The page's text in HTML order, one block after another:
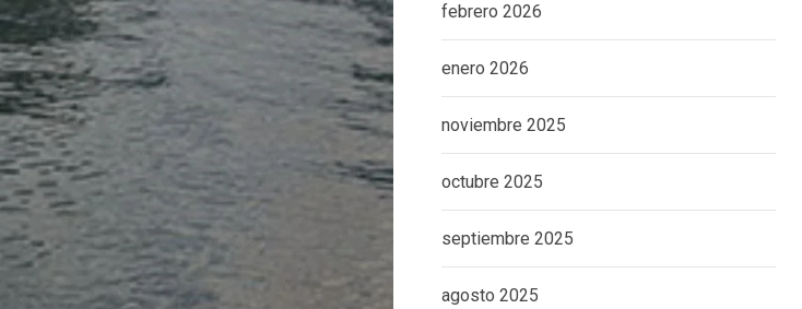
febrero 2026
enero 2026
noviembre 2025
octubre 2025
septiembre 2025
agosto 2025